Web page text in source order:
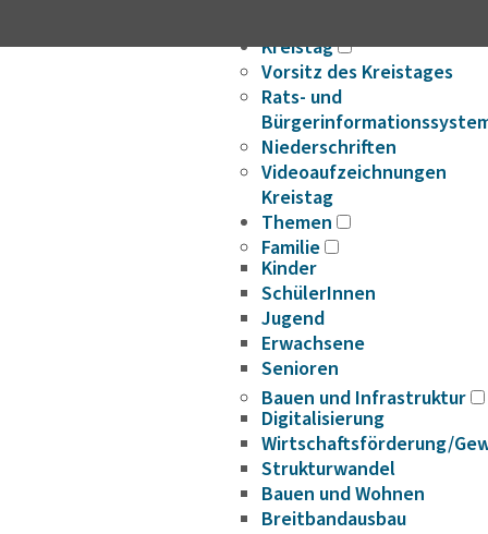
Kreistag
Vorsitz des Kreistages
Rats- und
Niederschriften
Videoaufzeichnungen
Kreistag
Themen
Familie
Kinder
SchülerInnen
Jugend
Erwachsene
Senioren
Bauen und Infrastruktur
Digitalisierung
Wirtschaftsförderung/
Strukturwandel
Bauen und Wohnen
Breitbandausbau